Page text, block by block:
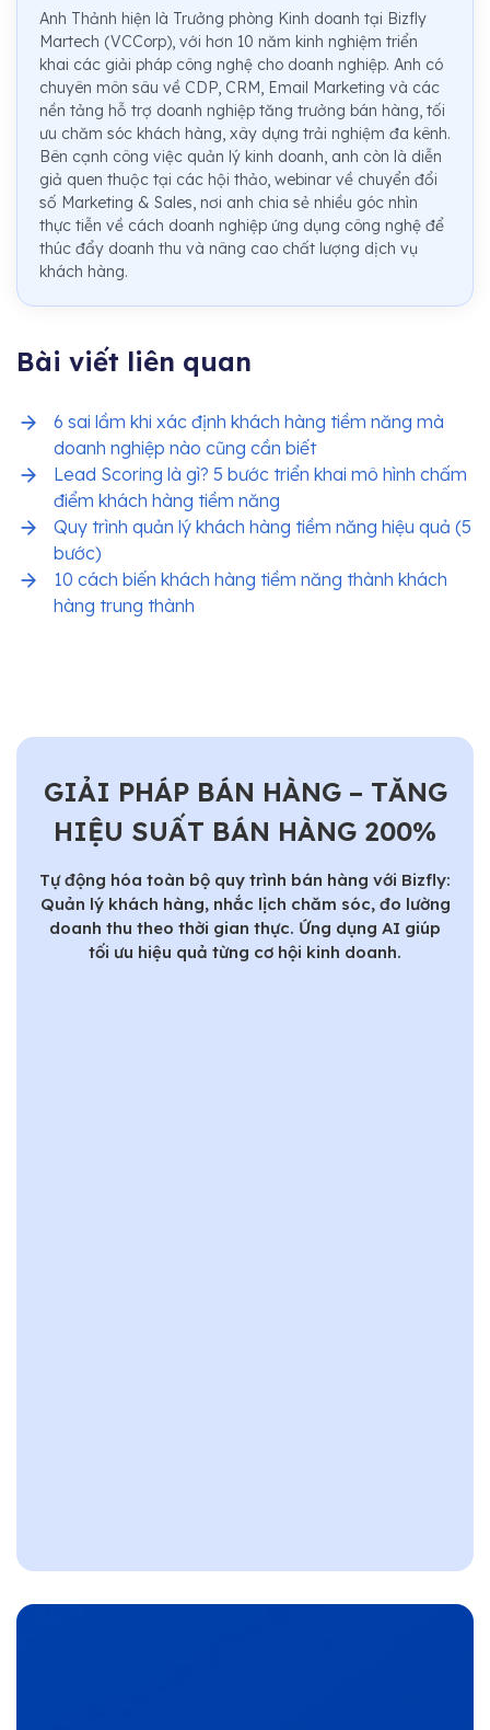
Anh Thảnh hiện là Trưởng phòng Kinh doanh tại Bizfly
Martech (VCCorp), với hơn 10 năm kinh nghiệm triển
khai các giải pháp công nghệ cho doanh nghiệp. Anh có
chuyên môn sâu về CDP, CRM, Email Marketing và các
nền tảng hỗ trợ doanh nghiệp tăng trưởng bán hàng, tối
ưu chăm sóc khách hàng, xây dựng trải nghiệm đa kênh.
Bên cạnh công việc quản lý kinh doanh, anh còn là diễn
giả quen thuộc tại các hội thảo, webinar về chuyển đổi
số Marketing & Sales, nơi anh chia sẻ nhiều góc nhìn
thực tiễn về cách doanh nghiệp ứng dụng công nghệ để
thúc đẩy doanh thu và nâng cao chất lượng dịch vụ
khách hàng.
Bài viết liên quan
6 sai lầm khi xác định khách hàng tiềm năng mà
doanh nghiệp nào cũng cần biết
Lead Scoring là gì? 5 bước triển khai mô hình chấm
điểm khách hàng tiềm năng
Quy trình quản lý khách hàng tiềm năng hiệu quả (5
bước)
10 cách biến khách hàng tiềm năng thành khách
hàng trung thành
GIẢI PHÁP BÁN HÀNG – TĂNG
HIỆU SUẤT BÁN HÀNG 200%
Tự động hóa toàn bộ quy trình bán hàng với Bizfly:
Quản lý khách hàng, nhắc lịch chăm sóc, đo lường
doanh thu theo thời gian thực. Ứng dụng AI giúp
tối ưu hiệu quả từng cơ hội kinh doanh.